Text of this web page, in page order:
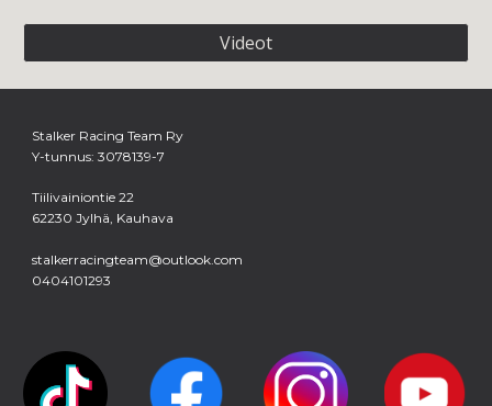
Videot
Stalker Racing Team Ry
Y-tunnus: 3078139-7
Tiilivainiontie 22
62230 Jylhä, Kauhava
stalkerracingteam@outlook.com
0404101293